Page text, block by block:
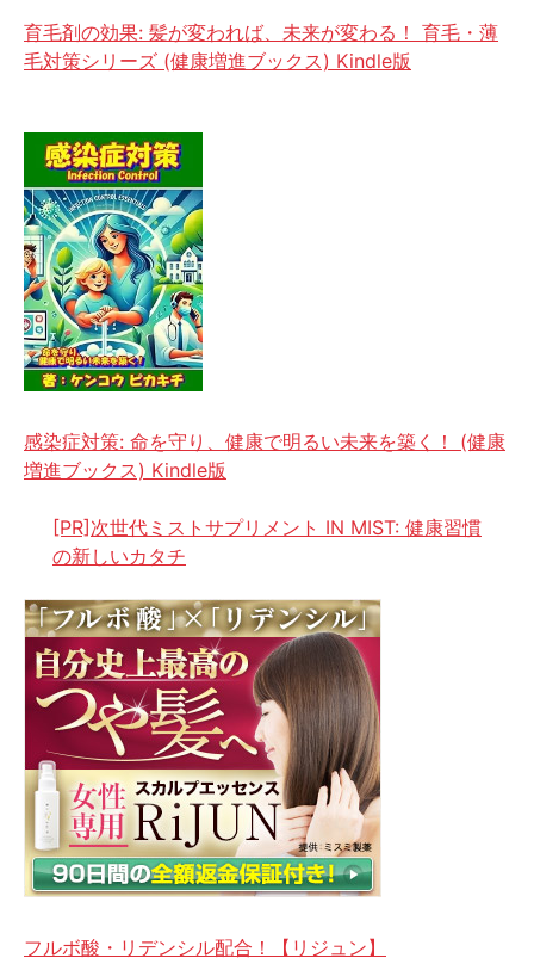
育毛剤の効果: 髪が変われば、未来が変わる！ 育毛・薄
毛対策シリーズ (健康増進ブックス) Kindle版
感染症対策: 命を守り、健康で明るい未来を築く！ (健康
増進ブックス) Kindle版
[PR]次世代ミストサプリメント IN MIST: 健康習慣
の新しいカタチ
フルボ酸・リデンシル配合！【リジュン】